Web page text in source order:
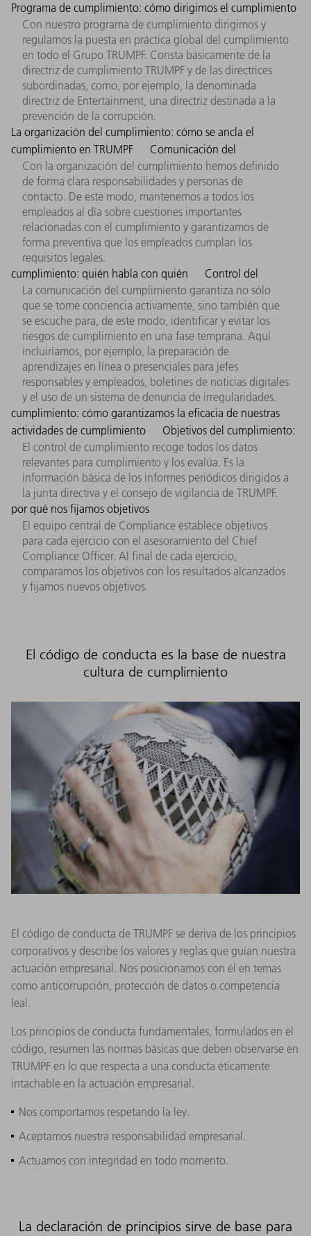
Programa de cumplimiento: cómo dirigimos el cumplimiento
Con nuestro programa de cumplimiento dirigimos y
regulamos la puesta en práctica global del cumplimiento
en todo el Grupo TRUMPF. Consta básicamente de la
directriz de cumplimiento TRUMPF y de las directrices
subordinadas, como, por ejemplo, la denominada
directriz de Entertainment, una directriz destinada a la
prevención de la corrupción.
La organización del cumplimiento: cómo se ancla el
cumplimiento en TRUMPF
Con la organización del cumplimiento hemos definido
de forma clara responsabilidades y personas de
contacto. De este modo, mantenemos a todos los
empleados al día sobre cuestiones importantes
relacionadas con el cumplimiento y garantizamos de
forma preventiva que los empleados cumplan los
requisitos legales.
Comunicación del
cumplimiento: quién habla con quién
La comunicación del cumplimiento garantiza no sólo
que se tome conciencia activamente, sino también que
se escuche para, de este modo, identificar y evitar los
riesgos de cumplimiento en una fase temprana. Aquí
incluiríamos, por ejemplo, la preparación de
aprendizajes en línea o presenciales para jefes
responsables y empleados, boletines de noticias digitales
y el uso de un sistema de denuncia de irregularidades.
Control del
cumplimiento: cómo garantizamos la eficacia de nuestras
actividades de cumplimiento
El control de cumplimiento recoge todos los datos
relevantes para cumplimiento y los evalúa. Es la
información básica de los informes periódicos dirigidos a
la junta directiva y el consejo de vigilancia de TRUMPF.
Objetivos del cumplimiento:
por qué nos fijamos objetivos
El equipo central de Compliance establece objetivos
para cada ejercicio con el asesoramiento del Chief
Compliance Officer. Al final de cada ejercicio,
comparamos los objetivos con los resultados alcanzados
y fijamos nuevos objetivos.
El código de conducta es la base de nuestra
cultura de cumplimiento
El código de conducta de TRUMPF se deriva de los principios
corporativos y describe los valores y reglas que guían nuestra
actuación empresarial. Nos posicionamos con él en temas
como anticorrupción, protección de datos o competencia
leal.
Los principios de conducta fundamentales, formulados en el
código, resumen las normas básicas que deben observarse en
TRUMPF en lo que respecta a una conducta éticamente
intachable en la actuación empresarial.
Nos comportamos respetando la ley.​
Aceptamos nuestra responsabilidad empresarial.
Actuamos con integridad en todo momento.
La declaración de principios sirve de base para